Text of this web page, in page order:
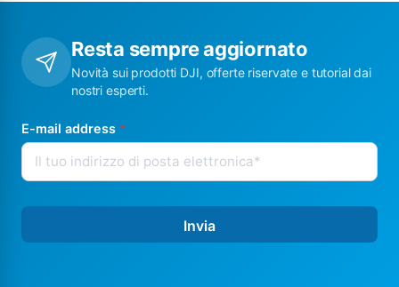
Resta sempre aggiornato
Novità sui prodotti DJI, offerte riservate e tutorial dai
nostri esperti.
E-mail address *
Invia